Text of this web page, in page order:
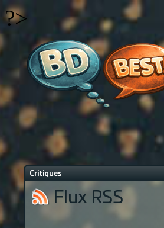
?>
Critiques
Flux RSS